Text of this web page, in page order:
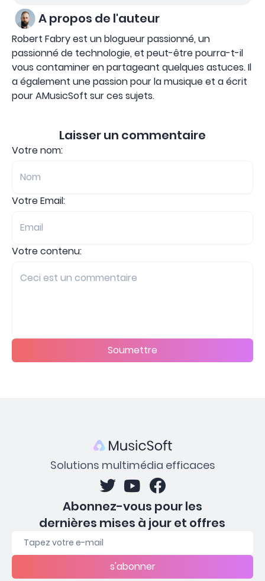
A propos de l'auteur
Robert Fabry est un blogueur passionné, un
passionné de technologie, et peut-être pourra-t-il
vous contaminer en partageant quelques astuces. Il
a également une passion pour la musique et a écrit
pour AMusicSoft sur ces sujets.
Laisser un commentaire
Votre nom:
Votre Email:
Votre contenu:
Soumettre
Solutions multimédia efficaces
Abonnez-vous pour les
dernières mises à jour et offres
s'abonner